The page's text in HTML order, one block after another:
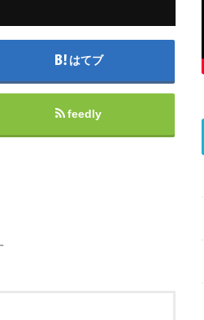
はてブ
feedly